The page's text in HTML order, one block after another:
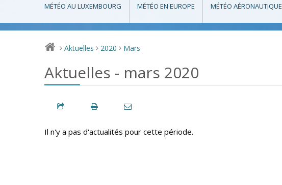
MÉTÉO AU LUXEMBOURG MÉTÉO EN EUROPE MÉTÉO AÉRONAUTIQUE
> Aktuelles > 2020 > Mars
Aktuelles - mars 2020
Il n'y a pas d'actualités pour cette période.